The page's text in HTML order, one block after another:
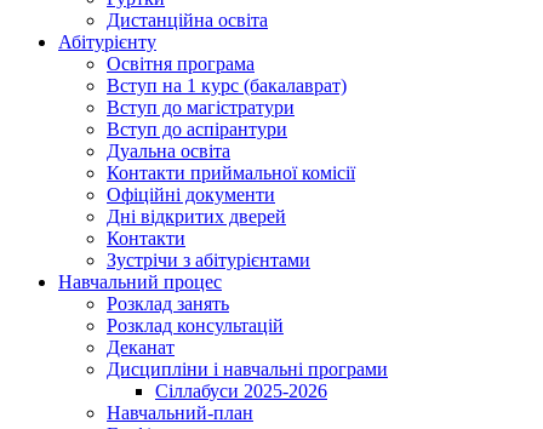
Дистанційна освіта
Абітурієнту
Освітня програма
Вступ на 1 курс (бакалаврат)
Вступ до магістратури
Вступ до аспірантури
Дуальна освіта
Контакти приймальної комісії
Офіційні документи
Дні відкритих дверей
Контакти
Зустрічи з абітурієнтами
Навчальний процес
Розклад занять
Розклад консультацій
Деканат
Дисципліни і навчальні програми
Сіллабуси 2025-2026
Навчальний-план